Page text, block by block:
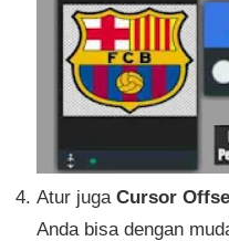
Atur juga Cursor
Anda bisa dengan